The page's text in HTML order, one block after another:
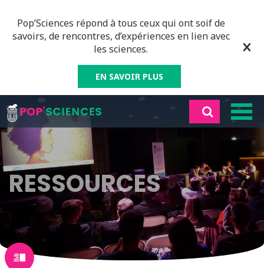
Pop’Sciences répond à tous ceux qui ont soif de
savoirs, de rencontres, d’expériences en lien avec
les sciences.
EN SAVOIR PLUS
RESSOURCES